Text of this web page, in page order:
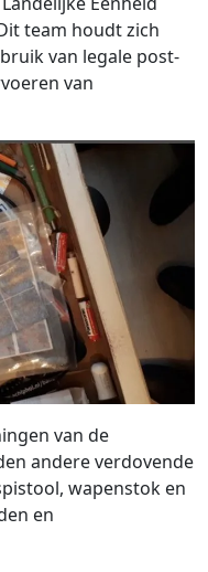
team houdt zich
van legale post-
van
van de
andere verdovende
wapenstok en
en